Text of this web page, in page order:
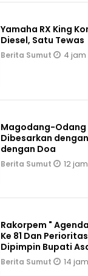
Yamaha RX King
Diesel, Satu Tewas
Berita Sumut 4 jam
Magodang-Odang
Dibesarkan
dengan Doa
Berita Sumut 12
Rakorpem "
Ke 81 Dan
Dipimpin Bupati
Berita Sumut 14